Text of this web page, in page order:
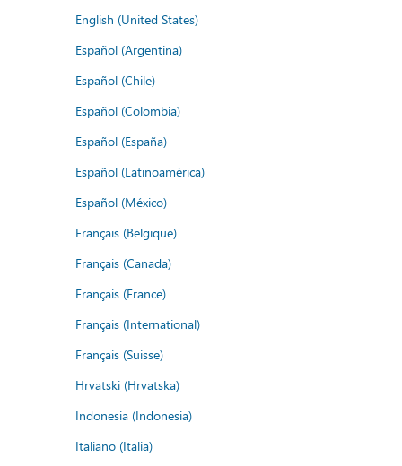
English (United States)
Español (Argentina)
Español (Chile)
Español (Colombia)
Español (España)
Español (Latinoamérica)
Español (México)
Français (Belgique)
Français (Canada)
Français (France)
Français (International)
Français (Suisse)
Hrvatski (Hrvatska)
Indonesia (Indonesia)
Italiano (Italia)